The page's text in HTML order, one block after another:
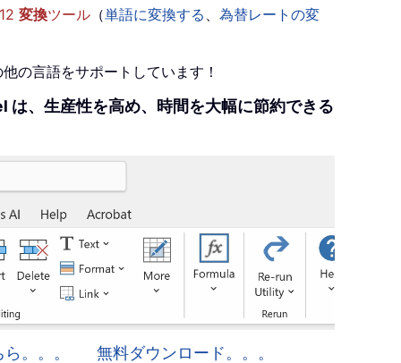
12 変換ツール （単語に変換する 、 為替レートの変
の言語をサポートしています！
、生産性を高め、時間を大幅に節約できる
。。。 無料ダウンロード。。。